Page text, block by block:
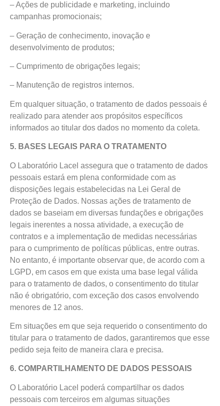
– Ações de publicidade e marketing, incluindo
campanhas promocionais;
– Geração de conhecimento, inovação e
desenvolvimento de produtos;
– Cumprimento de obrigações legais;
– Manutenção de registros internos.
Em qualquer situação, o tratamento de dados pessoais é
realizado para atender aos propósitos específicos
informados ao titular dos dados no momento da coleta.
5. BASES LEGAIS PARA O TRATAMENTO
O Laboratório Lacel assegura que o tratamento de dados
pessoais estará em plena conformidade com as
disposições legais estabelecidas na Lei Geral de
Proteção de Dados. Nossas ações de tratamento de
dados se baseiam em diversas fundações e obrigações
legais inerentes a nossa atividade, a execução de
contratos e a implementação de medidas necessárias
para o cumprimento de políticas públicas, entre outras.
No entanto, é importante observar que, de acordo com a
LGPD, em casos em que exista uma base legal válida
para o tratamento de dados, o consentimento do titular
não é obrigatório, com exceção dos casos envolvendo
menores de 12 anos.
Em situações em que seja requerido o consentimento do
titular para o tratamento de dados, garantiremos que esse
pedido seja feito de maneira clara e precisa.
6. COMPARTILHAMENTO DE DADOS PESSOAIS
O Laboratório Lacel poderá compartilhar os dados
pessoais com terceiros em algumas situações